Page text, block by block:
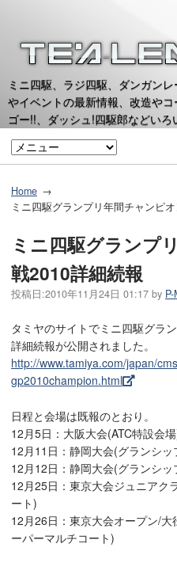
ミニ四駆、ラジ四駆、ダンガン
やイベントの最新情報、改造や
ゴー!!、ダッシュ!四駆郎などいろ
Home
ミニ四駆グランプリ年間チャンピ
ミニ四駆グランプ
戦2010詳細続報
投稿日:2010年11月24日 01:17 by P-
タミヤのサイトでミニ四駆グラ
詳細続報が公開されました。
http://www.tamiya.com/japan/
gp2010champion.html
日程と会場は既報のとおり。
12月5日：大阪大会(ATC特設会
12月11日：静岡大会(グランシッ
12月12日：静岡大会(グランシッ
12月25日：東京大会ジュニアク
ート)
12月26日：東京大会オープン/
ーパーマルチコート)